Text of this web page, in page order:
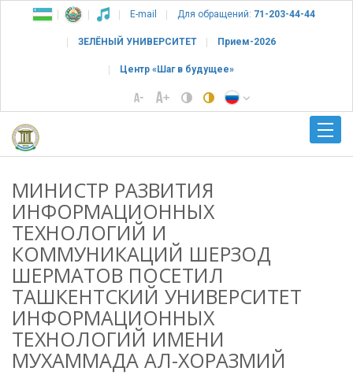
E-mail Для обращений: 71-203-44-44
ЗЕЛЁНЫЙ УНИВЕРСИТЕТ Прием-2026
Центр «Шаг в будущее»
МИНИСТР РАЗВИТИЯ
ИНФОРМАЦИОННЫХ
ТЕХНОЛОГИЙ И
КОММУНИКАЦИЙ ШЕРЗОД
ШЕРМАТОВ ПОСЕТИЛ
ТАШКЕНТСКИЙ УНИВЕРСИТЕТ
ИНФОРМАЦИОННЫХ
ТЕХНОЛОГИЙ ИМЕНИ
МУХАММАДА АЛ-ХОРАЗМИЙ